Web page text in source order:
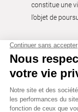
constitue une
l’objet de